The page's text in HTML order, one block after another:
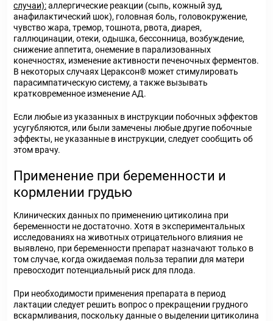
случаи):аллергические реакции (сыпь, кожный зуд,
анафилактический шок), головная боль, головокружение,
чувство жара, тремор, тошнота, рвота, диарея,
галлюцинации, отеки, одышка, бессонница, возбуждение,
снижение аппетита, онемение в парализованных
конечностях, изменение активности печеночных ферментов.
В некоторых случаях Цераксон® может стимулировать
парасимпатическую систему, а также вызывать
кратковременное изменение АД.
Если любые из указанных в инструкции побочных эффектов
усугубляются, или были замечены любые другие побочные
эффекты, не указанные в инструкции, следует сообщить об
этом врачу.
Применение при беременности и
кормлении грудью
Клинических данных по применению цитиколина при
беременности не достаточно. Хотя в экспериментальных
исследованиях на животных отрицательного влияния не
выявлено, при беременности препарат назначают только в
том случае, когда ожидаемая польза терапии для матери
превосходит потенциальный риск для плода.
При необходимости применения препарата в период
лактации следует решить вопрос о прекращении грудного
вскармливания, поскольку данные о выделении цитиколина